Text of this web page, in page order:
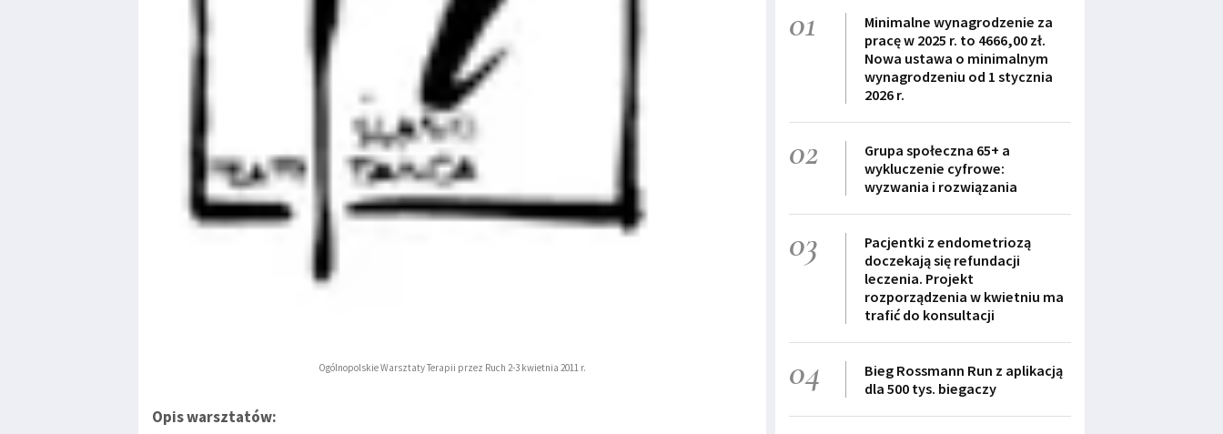
Ogólnopolskie Warsztaty Terapii przez Ruch 2-3 kwietnia 2011 r.
Opis warsztatów:
01
Minimalne wynagrodzenie za
pracę w 2025 r. to 4666,00 zł.
Nowa ustawa o minimalnym
wynagrodzeniu od 1 stycznia
2026 r.
02
Grupa społeczna 65+ a
wykluczenie cyfrowe:
wyzwania i rozwiązania
03
Pacjentki z endometriozą
doczekają się refundacji
leczenia. Projekt
rozporządzenia w kwietniu ma
trafić do konsultacji
04
Bieg Rossmann Run z aplikacją
dla 500 tys. biegaczy